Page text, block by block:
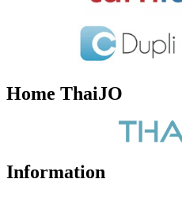
Home ThaiJO
Information